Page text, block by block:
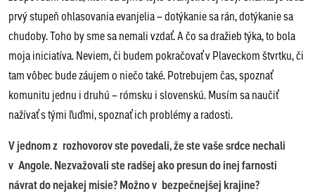
prvý stupeň ohlasovania evanjelia – dotýkanie sa rán, dotýkanie sa
chudoby. Toho by sme sa nemali vzdať. A čo sa dražieb týka, to bola
moja iniciatíva. Neviem, či budem pokračovať v Plaveckom štvrtku, či
tam vôbec bude záujem o niečo také. Potrebujem čas, spoznať
komunitu jednu i druhú – rómsku i slovenskú. Musím sa naučiť
nažívať s tými ľuďmi, spoznať ich problémy a radosti.
V jednom z rozhovorov ste povedali, že ste vaše srdce nechali
v Angole. Nezvažovali ste radšej ako presun do inej farnosti
návrat do nejakej misie? Možno v bezpečnejšej krajine?